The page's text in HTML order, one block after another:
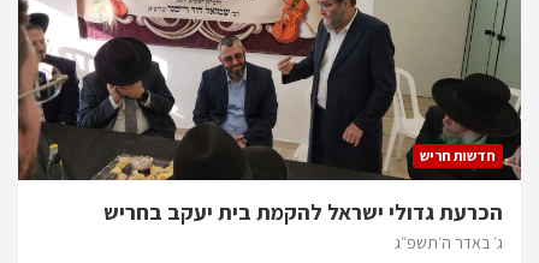
חדשות חריש
הכרעת גדולי ישראל להקמת בית יעקב בחריש
ג׳ באדר ה׳תשפ״ג